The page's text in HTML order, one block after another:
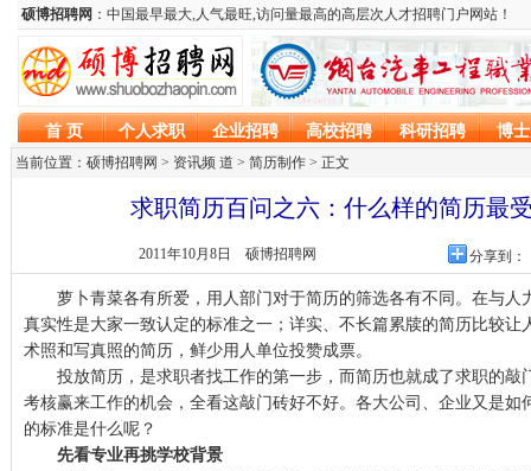
当前位置：硕博招聘网 > 资讯频 道 > 简历制作 > 正文
求职简历百问之六：什么样的简历最
2011年10月8日 硕博招聘网 分享到：
萝卜青菜各有所爱，用人部门对于简历的筛选各有不同。在与人
真实性是大家一致认定的标准之一；详实、不长篇累牍的简历比较让
术照和写真照的简历，鲜少用人单位投赞成票。
投放简历，是求职者找工作的第一步，而简历也就成了求职的敲
考核赢来工作的机会，全看这敲门砖好不好。各大公司、企业又是如
的标准是什么呢？
先看专业再挑学校背景